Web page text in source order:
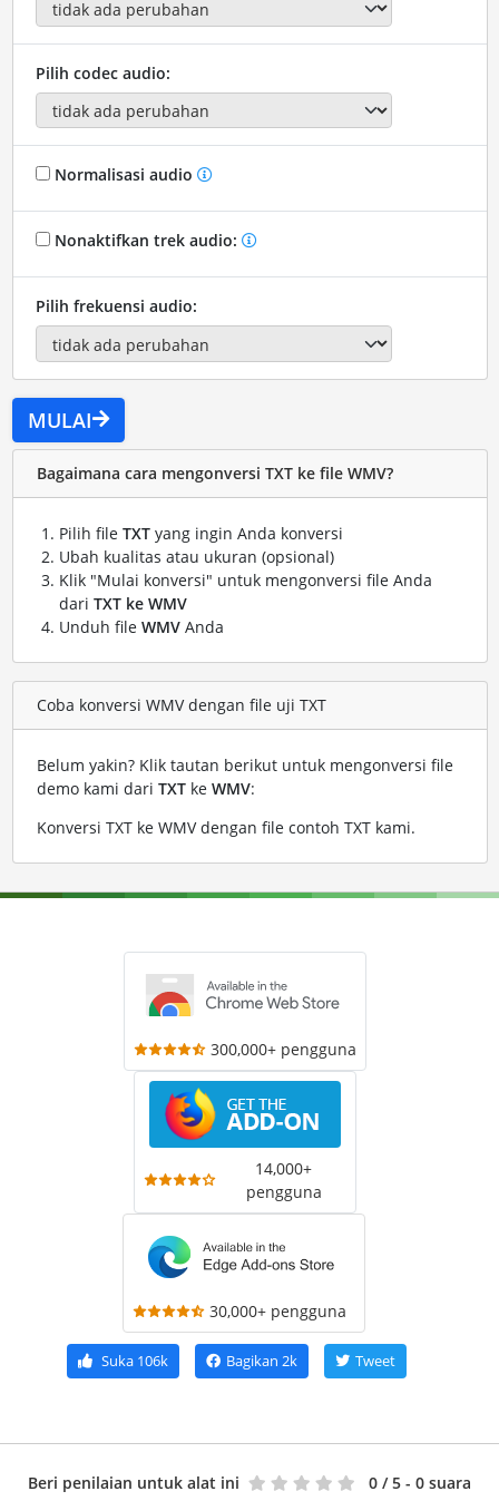
Pilih codec audio:
Normalisasi audio
Nonaktifkan trek audio:
Pilih frekuensi audio:
MULAI
Bagaimana cara mengonversi TXT ke file WMV?
Pilih file TXTyang ingin Anda konversi
Ubah kualitas atau ukuran (opsional)
Klik "Mulai konversi" untuk mengonversi file Anda
dari TXT ke WMV
Unduh file WMVAnda
Coba konversi WMV dengan file uji TXT
Belum yakin? Klik tautan berikut untuk mengonversi file
demo kami dari TXTke WMV:
Konversi TXT ke WMV dengan file contoh TXT kami.
300,000+ pengguna
14,000+
pengguna
30,000+ pengguna
Suka106k Bagikan 2k Tweet
Beri penilaian untuk alat ini 0 / 5 - 0 suara